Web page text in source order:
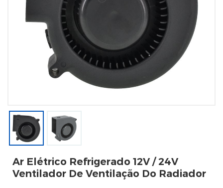
Ar Elétrico Refrigerado 12V / 24V
Ventilador De Ventilação Do Radiador